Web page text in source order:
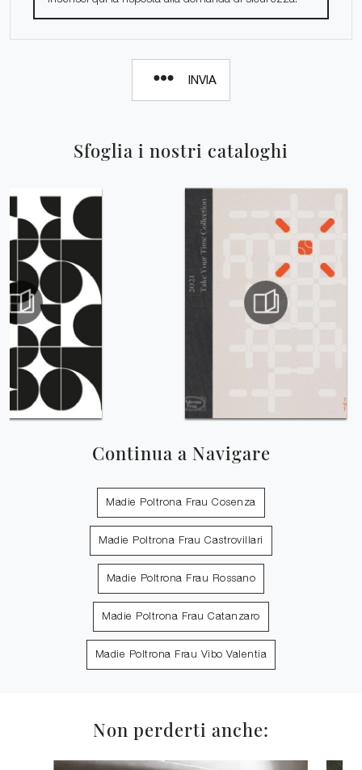
Sfoglia i nostri cataloghi
Continua a Navigare
Madie Poltrona Frau Cosenza
Madie Poltrona Frau Castrovillari
Madie Poltrona Frau Rossano
Madie Poltrona Frau Catanzaro
Madie Poltrona Frau Vibo Valentia
INVIA
Non perderti anche: